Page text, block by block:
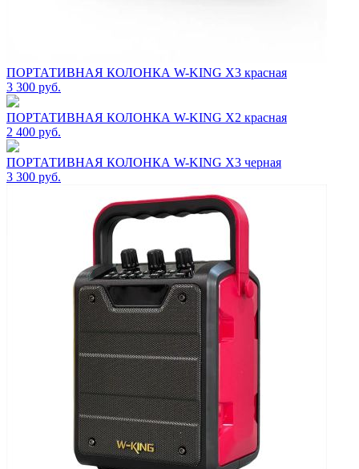
ПОРТАТИВНАЯ КОЛОНКА W-KING X3 красная
3 300 руб.
ПОРТАТИВНАЯ КОЛОНКА W-KING X2 красная
2 400 руб.
ПОРТАТИВНАЯ КОЛОНКА W-KING X3 черная
3 300 руб.